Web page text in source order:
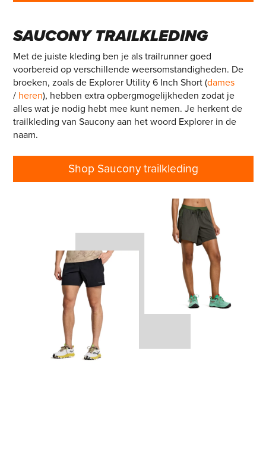
SAUCONY TRAILKLEDING
Met de juiste kleding ben je als trailrunner goed
voorbereid op verschillende weersomstandigheden. De
broeken, zoals de Explorer Utility 6 Inch Short (dames
/ heren), hebben extra opbergmogelijkheden zodat je
alles wat je nodig hebt mee kunt nemen. Je herkent de
trailkleding van Saucony aan het woord Explorer in de
naam.
Shop Saucony trailkleding